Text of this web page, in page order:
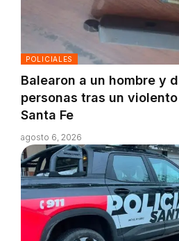
POLICIALES
Balearon a un hombre y
personas tras un
Santa Fe
agosto 6, 2026